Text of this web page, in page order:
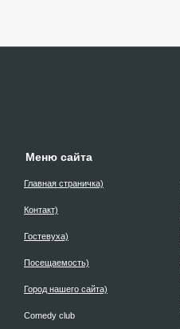
Меню сайта
Главная страничка)
Контакт)
Гостевуха)
Посещаемость)
Город нашего сайта)
Comedy club